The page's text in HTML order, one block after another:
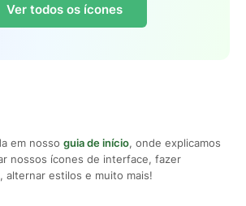
Ver todos os ícones
em nosso guia de início, onde explicamos
nossos ícones de interface, fazer
alternar estilos e muito mais!